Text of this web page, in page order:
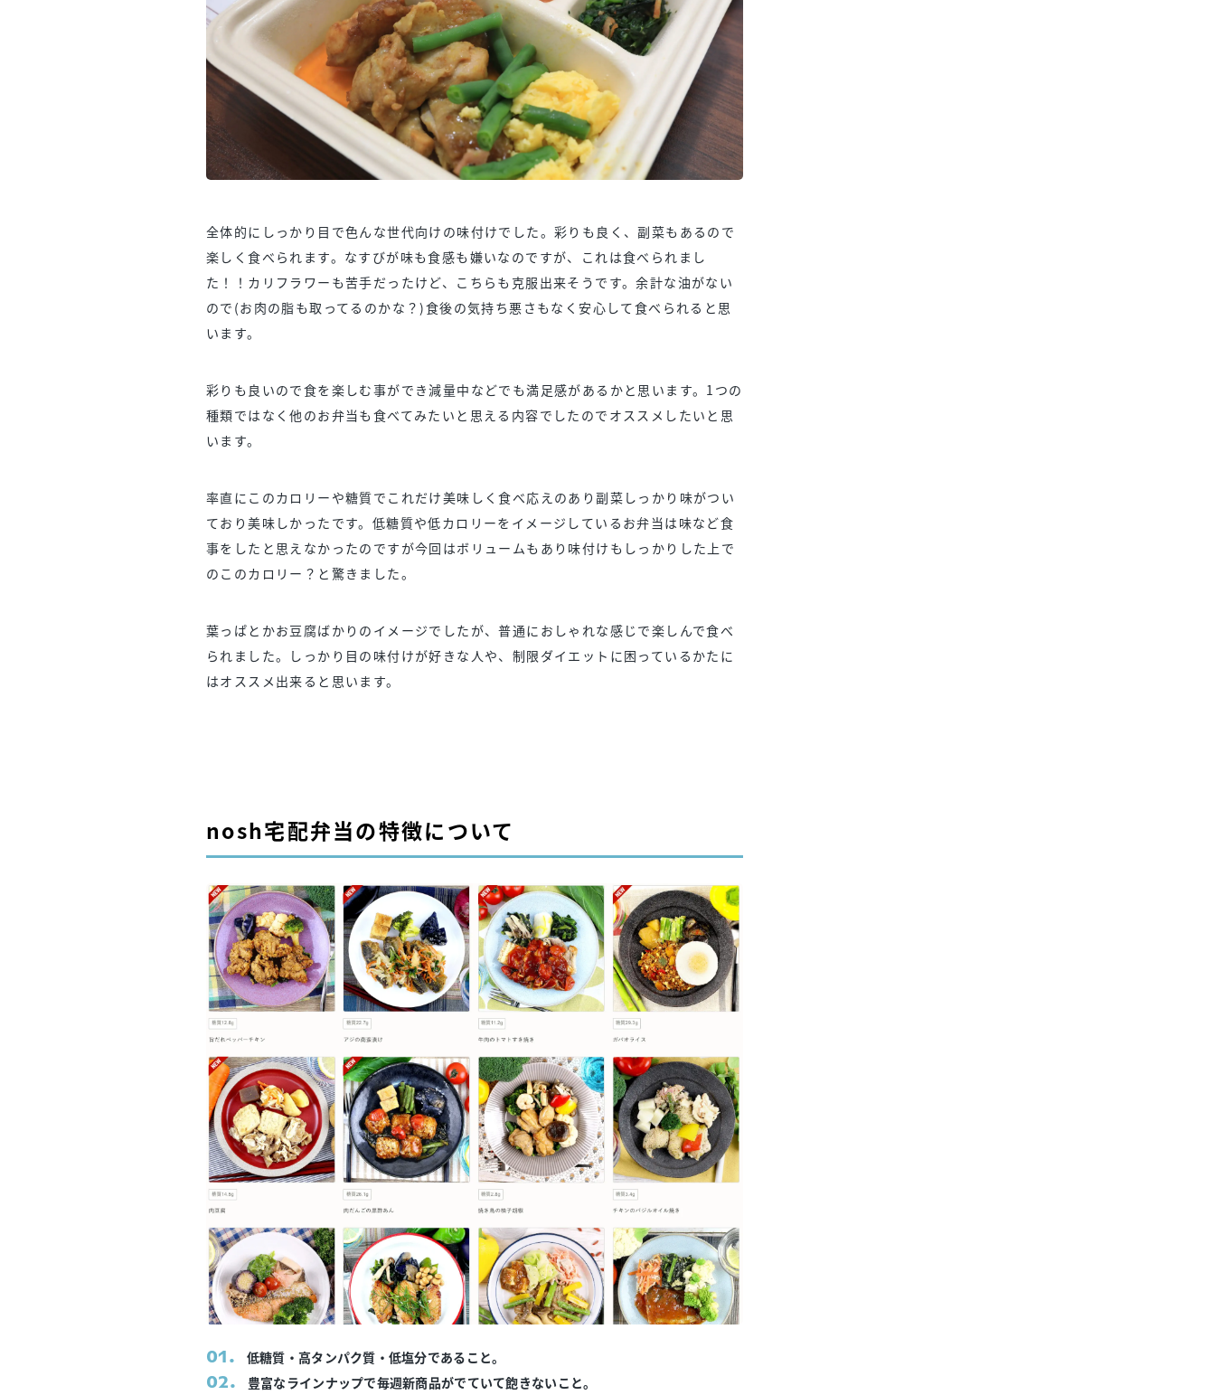
全体的にしっかり目で色んな世代向けの味付けでした。彩りも良く、副菜もあるので
楽しく食べられます。なすびが味も食感も嫌いなのですが、これは食べられまし
た！！カリフラワーも苦手だったけど、こちらも克服出来そうです。余計な油がない
ので(お肉の脂も取ってるのかな？)食後の気持ち悪さもなく安心して食べられると思
います。
彩りも良いので食を楽しむ事ができ減量中などでも満足感があるかと思います。1つの
種類ではなく他のお弁当も食べてみたいと思える内容でしたのでオススメしたいと思
います。
率直にこのカロリーや糖質でこれだけ美味しく食べ応えのあり副菜しっかり味がつい
ており美味しかったです。低糖質や低カロリーをイメージしているお弁当は味など食
事をしたと思えなかったのですが今回はボリュームもあり味付けもしっかりした上で
のこのカロリー？と驚きました。
葉っぱとかお豆腐ばかりのイメージでしたが、普通におしゃれな感じで楽しんで食べ
られました。しっかり目の味付けが好きな人や、制限ダイエットに困っているかたに
はオススメ出来ると思います。
nosh宅配弁当の特徴について
低糖質・高タンパク質・低塩分であること。
豊富なラインナップで毎週新商品がでていて飽きないこと。